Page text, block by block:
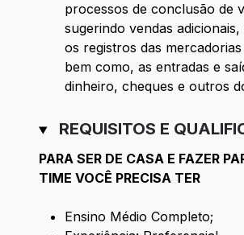
processos de conclusão de
sugerindo vendas
os registros das mercadorias
bem como, as entradas e
dinheiro, cheques e outros
REQUISITOS E
PARA SER DE CASA E FAZER
TIME VOCÊ PRECISA TER
Ensino Médio Completo;